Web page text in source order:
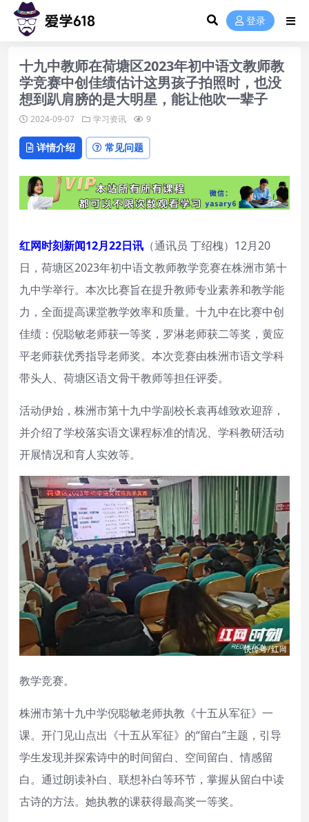
登录
十九中教师在荷塘区2023年初中语文教师教
学竞赛中创佳绩估计这男孩子拍照时，也没
想到趴肩膀的是大明星，能让他吹一辈子
2024-09-07 学习资讯 9
详情介绍 常见问题
红网时刻新闻12月22日讯 （通讯员 丁绍槐）12月20
日，荷塘区2023年初中语文教师教学竞赛在株洲市第十
九中学举行。本次比赛旨在提升教师专业素养和教学能
力，全面提高课堂教学效率和质量。十九中在比赛中创
佳绩：倪聪敏老师获一等奖，罗淋老师获二等奖，黄应
平老师获优秀指导老师奖。本次竞赛由株洲市语文学科
带头人、荷塘区语文骨干教师等担任评委。
活动伊始，株洲市第十九中学副校长袁再雄致欢迎辞，
并介绍了学校落实语文课程标准的情况、学科教研活动
开展情况和育人实效等。
教学竞赛。
株洲市第十九中学倪聪敏老师执教《十五从军征》一
课。开门见山点出《十五从军征》的“留白”主题，引导
学生发现并探索诗中的时间留白、空间留白、情感留
白。通过朗读补白、联想补白等环节，掌握从留白中读
古诗的方法。她执教的课获得最高奖一等奖。